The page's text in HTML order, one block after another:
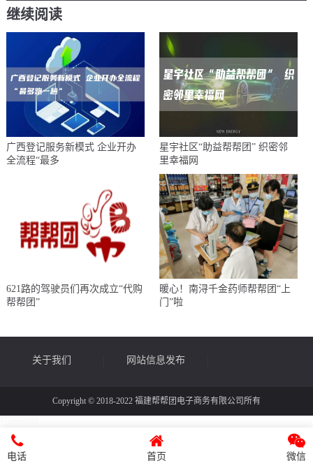
继续阅读
广西登记服务新模式 企业开办
全流程“最多
星宇社区“助益帮帮团” 织密邻
里幸福网
621路的驾驶员们再次成立“代购
帮帮团”
暖心！南浔千金药师帮帮团“上
门”啦
关于我们 网站信息发布
Copyright © 2018-2022 福建帮帮团电子商务有限公司所有
电话 首页 微信